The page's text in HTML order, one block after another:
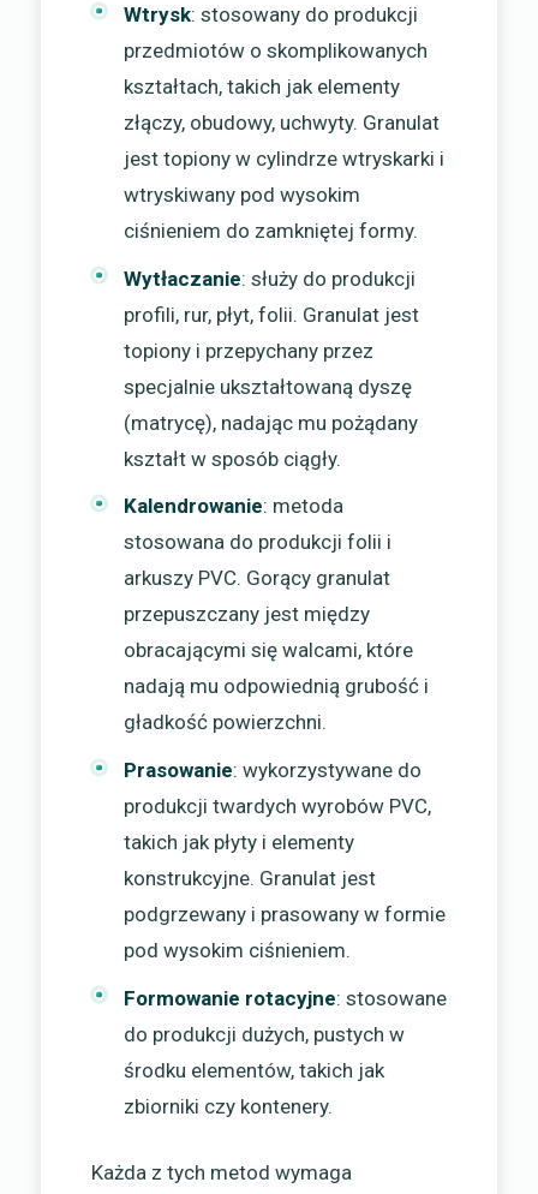
Wtrysk: stosowany do produkcji
przedmiotów o skomplikowanych
kształtach, takich jak elementy
złączy, obudowy, uchwyty. Granulat
jest topiony w cylindrze wtryskarki i
wtryskiwany pod wysokim
ciśnieniem do zamkniętej formy.
Wytłaczanie: służy do produkcji
profili, rur, płyt, folii. Granulat jest
topiony i przepychany przez
specjalnie ukształtowaną dyszę
(matrycę), nadając mu pożądany
kształt w sposób ciągły.
Kalendrowanie: metoda
stosowana do produkcji folii i
arkuszy PVC. Gorący granulat
przepuszczany jest między
obracającymi się walcami, które
nadają mu odpowiednią grubość i
gładkość powierzchni.
Prasowanie: wykorzystywane do
produkcji twardych wyrobów PVC,
takich jak płyty i elementy
konstrukcyjne. Granulat jest
podgrzewany i prasowany w formie
pod wysokim ciśnieniem.
Formowanie rotacyjne: stosowane
do produkcji dużych, pustych w
środku elementów, takich jak
zbiorniki czy kontenery.
Każda z tych metod wymaga